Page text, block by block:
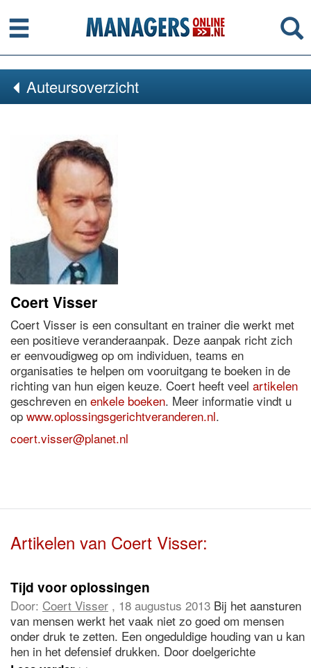
Menu
Auteursoverzicht
Coert Visser
Coert Visser is een consultant en trainer die werkt met
een positieve veranderaanpak. Deze aanpak richt zich
er eenvoudigweg op om individuen, teams en
organisaties te helpen om vooruitgang te boeken in de
richting van hun eigen keuze. Coert heeft veel artikelen
geschreven en enkele boeken. Meer informatie vindt u
op www.oplossingsgerichtveranderen.nl.
coert.visser@planet.nl
Artikelen van Coert Visser:
Tijd voor oplossingen
Door: Coert Visser , 18 augustus 2013 Bij het aansturen
van mensen werkt het vaak niet zo goed om mensen
onder druk te zetten. Een ongeduldige houding van u kan
hen in het defensief drukken. Door doelgerichte